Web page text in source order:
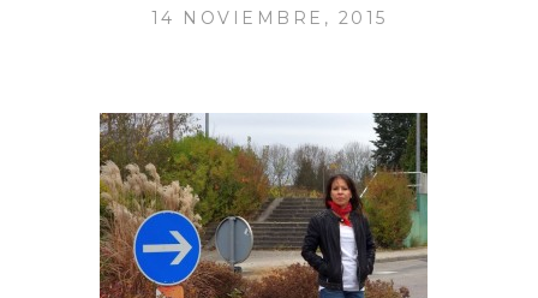
14 NOVIEMBRE, 2015